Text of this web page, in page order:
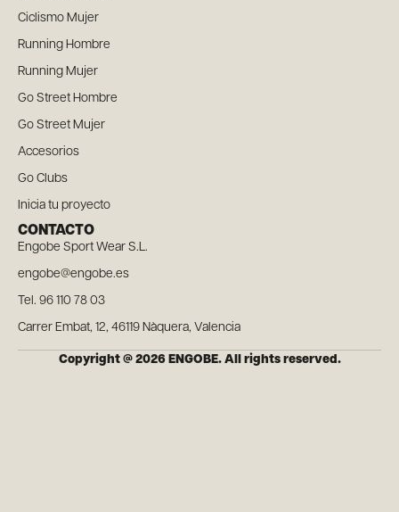
Ciclismo Mujer
Running Hombre
Running Mujer
Go Street Hombre
Go Street Mujer
Accesorios
Go Clubs
Inicia tu proyecto
CONTACTO
Engobe Sport Wear S.L.
engobe@engobe.es
Tel. 96 110 78 03
Carrer Embat, 12, 46119 Nàquera, Valencia
Copyright @ 2026 ENGOBE. All rights reserved.